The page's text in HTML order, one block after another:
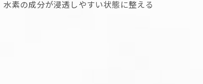
素の成分が浸透しやすい状態に整える